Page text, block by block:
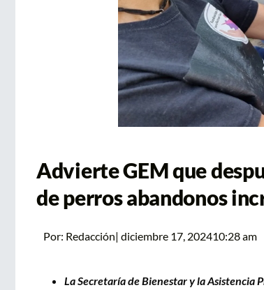
Advierte GEM que
de perros abandonos
Por: Redacción| diciembre 17, 202410:28 am
La Secretaría de Bienestar y la Asistencia